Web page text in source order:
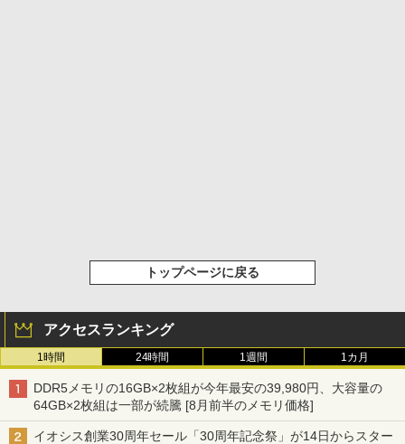
トップページに戻る
アクセスランキング
1時間 24時間 1週間 1カ月
DDR5メモリの16GB×2枚組が今年最安の39,980円、大容量の
64GB×2枚組は一部が続騰 [8月前半のメモリ価格]
イオシス創業30周年セール「30周年記念祭」が14日からスター